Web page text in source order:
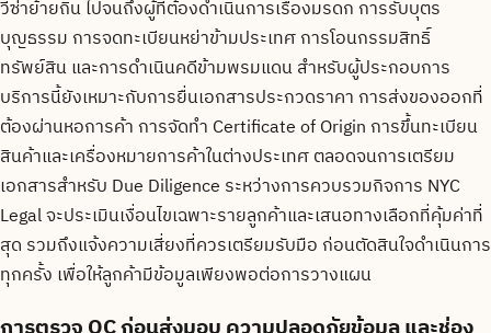
วีซ่าย้ายถิ่น ไปจนถึงผู้ที่ต้องดำเนินการเรื่องมรดก การรับบุตร
บุญธรรม การจดทะเบียนหย่าข้ามประเทศ การโอนกรรมสิทธิ์
ทรัพย์สิน และการดำเนินคดีข้ามพรมแดน สำหรับผู้ประกอบการ
บริการนี้ยังเหมาะกับการยื่นเอกสารประกวดราคา การส่งของออกที่
ต้องผ่านหอการค้า การจัดทำ Certificate of Origin การขึ้นทะเบียน
สินค้าและเครื่องหมายการค้าในต่างประเทศ ตลอดจนการเตรียม
เอกสารสำหรับ Due Diligence ระหว่างการควบรวมกิจการ NYC
Legal จะประเมินเงื่อนไขเฉพาะรายลูกค้าและเสนอทางเลือกที่คุ้มค่าที่
สุด รวมถึงแจ้งความเสี่ยงที่ควรเตรียมรับมือ ก่อนตัดสินใจดำเนินการ
ทุกครั้ง เพื่อให้ลูกค้ามีข้อมูลเพียงพอต่อการวางแผน